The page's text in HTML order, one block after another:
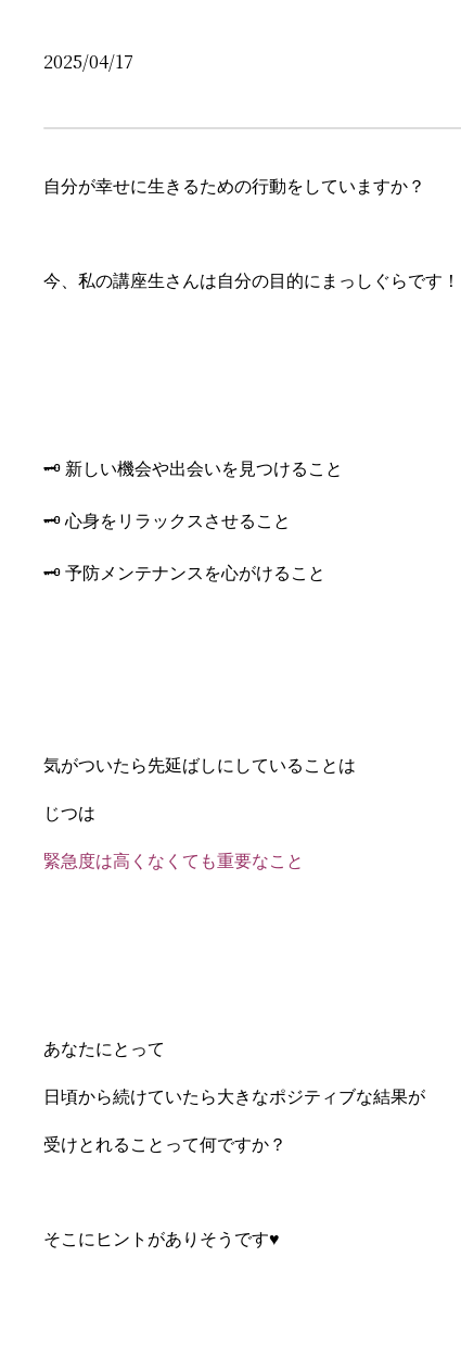
2025/04/17
自分が幸せに生きるための行動をしていますか？
今、私の講座生さんは自分の目的にまっしぐらです！
🗝️ 新しい機会や出会いを見つけること
🗝️ 心身をリラックスさせること
🗝️ 予防メンテナンスを心がけること
気がついたら先延ばしにしていることは
じつは
緊急度は高くなくても重要なこと
あなたにとって
日頃から続けていたら大きなポジティブな結果が
受けとれることって何ですか？
そこにヒントがありそうです♥